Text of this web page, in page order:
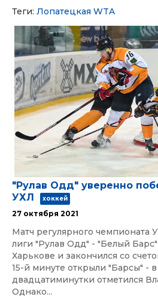
Теги: Лопатецкая WTA
"Рулав Одд" уверенно
УХЛ
хоккей
27 октября 2021
Матч регулярного чемпионата
лиги "Рулав Одд" - "Белый Барс"
Харькове и закончился со
15-й минуте открыли "Барсы" -
двадцатиминутки отметился
Однако...